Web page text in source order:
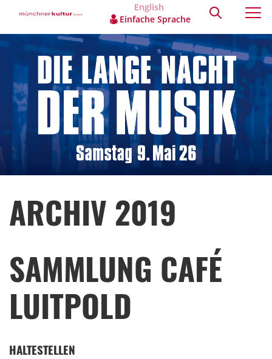
English
Einfache Sprache
ARCHIV 2019
SAMMLUNG CAFÉ
LUITPOLD
HALTESTELLEN